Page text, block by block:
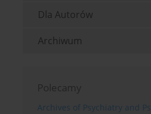
Dla Autorów
Archiwum
Polecamy
Archives of Psychiatry and